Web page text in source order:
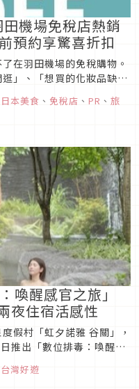
機場免稅店熱銷
預約享驚喜折扣
在羽田機場的免稅購物。
」、「想買的化妝品缺
流行趨勢敏感的女性之間
超乎想像地便宜又划算！
日本美食 、 免稅店 、 PR 、 旅
喚醒感官之旅」
夜住宿活感性
假村「虹夕諾雅 谷關」，
推出「數位排毒：喚醒感
蟬鳴間重新擁抱自然，在
台灣好遊